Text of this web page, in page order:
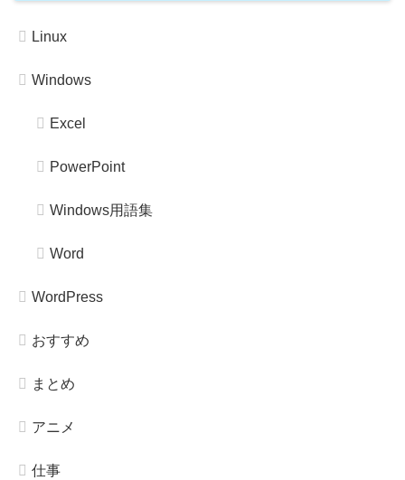
Linux
Windows
Excel
PowerPoint
Windows用語集
Word
WordPress
おすすめ
まとめ
アニメ
仕事